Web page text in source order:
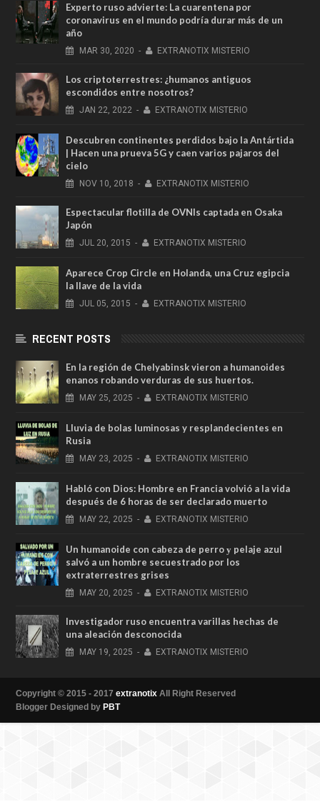
Experto ruso advierte: La cuarentena por
coronavirus en el mundo podría durar más de un
año
MAR 30, 2020 - EXTRANOTIX MISTERIO
Los criptoterrestres: ¿humanos antiguos
escondidos entre nosotros?
JAN 22, 2022 - EXTRANOTIX MISTERIO
Descubren continentes perdidos bajo la Antártida
| Hacen una prueva 5G y caen varios pajaros del
cielo
NOV 10, 2018 - EXTRANOTIX MISTERIO
Espectacular flotilla de OVNIs captada en Osaka
Japón
JUL 20, 2015 - EXTRANOTIX MISTERIO
Aparece Crop Circle en Holanda, una Cruz egipcia
la llave de la vida
JUL 05, 2015 - EXTRANOTIX MISTERIO
RECENT POSTS
En la región de Chelyabinsk vieron a humanoides
enanos robando verduras de sus huertos.
MAY 25, 2025 - EXTRANOTIX MISTERIO
Lluvia de bolas luminosas y resplandecientes en
Rusia
MAY 23, 2025 - EXTRANOTIX MISTERIO
Habló con Dios: Hombre en Francia volvió a la vida
después de 6 horas de ser declarado muerto
MAY 22, 2025 - EXTRANOTIX MISTERIO
Un humanoide con cabeza de perro у pelaje azul
salvó a un hombre secuestrado por los
extraterrestres grises
MAY 20, 2025 - EXTRANOTIX MISTERIO
Investigador ruso encuentra varillas hechas de
una aleación desconocida
MAY 19, 2025 - EXTRANOTIX MISTERIO
Copyright © 2015 - 2017 extranotix All Right Reserved
Blogger Designed by PBT